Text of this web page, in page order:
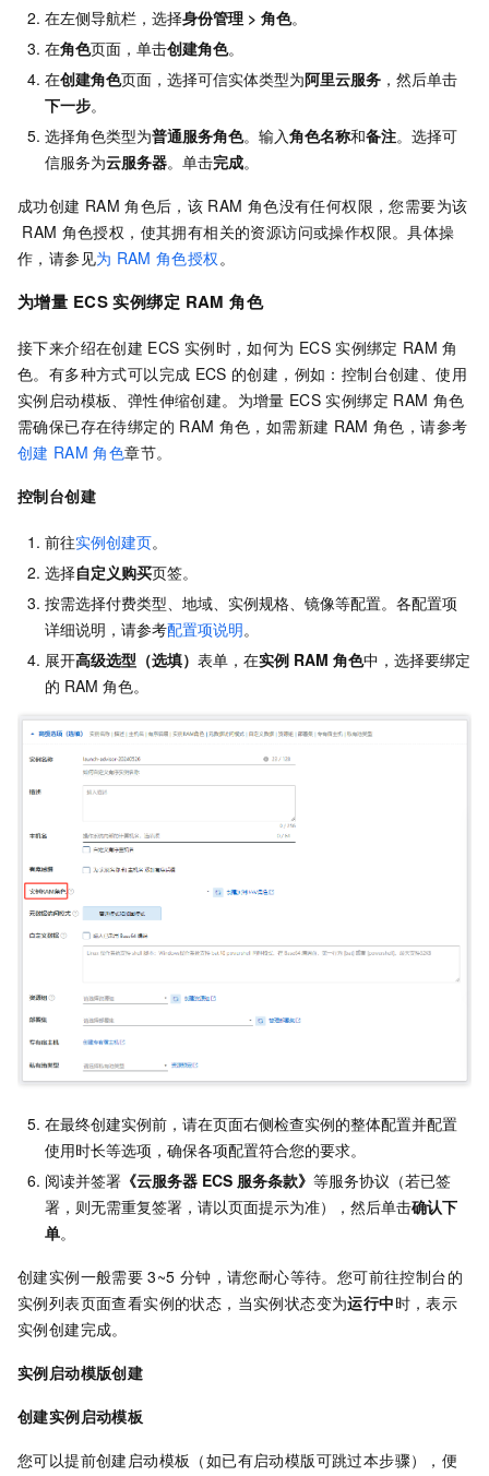
在左侧导航栏，选择身份管理 > 角色。
在角色页面，单击创建角色。
在创建角色页面，选择可信实体类型为阿里云服务 ，然后单击
下一步。
选择角色类型为普通服务角色。输入角色名称和备注。选择可
信服务为云服务器。单击完成。
成功创建 RAM 角色后，该 RAM 角色没有任何权限，您需要为该
RAM 角色授权，使其拥有相关的资源访问或操作权限。具体操
作，请参见为 RAM 角色授权 。
为增量 ECS 实例绑定 RAM 角色
接下来介绍在创建 ECS 实例时，如何为 ECS 实例绑定 RAM 角
色。有多种方式可以完成 ECS 的创建，例如：控制台创建、使用
实例启动模板、弹性伸缩创建。为增量 ECS 实例绑定 RAM 角色
需确保已存在待绑定的 RAM 角色，如需新建 RAM 角色，请参考
创建 RAM 角色章节。
控制台创建
前往实例创建页。
选择自定义购买页签。
按需选择付费类型、地域、实例规格、镜像等配置。各配置项
详细说明，请参考配置项说明。
展开高级选型（选填） 表单，在实例 RAM 角色中，选择要绑定
的 RAM 角色。
在最终创建实例前，请在页面右侧检查实例的整体配置并配置
使用时长等选项，确保各项配置符合您的要求。
阅读并签署 《云服务器 ECS 服务条款》等服务协议（若已签
署，则无需重复签署，请以页面提示为准），然后单击确认下
单。
创建实例一般需要 3~5 分钟，请您耐心等待。您可前往控制台的
实例列表页面查看实例的状态，当实例状态变为运行中时，表示
实例创建完成。
实例启动模版创建
创建实例启动模板
您可以提前创建启动模板（如已有启动模版可跳过本步骤），便